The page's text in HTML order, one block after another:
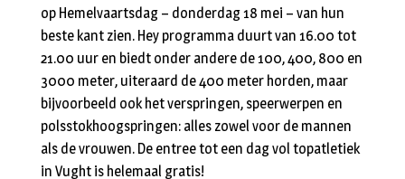
op Hemelvaartsdag – donderdag 18 mei – van hun
beste kant zien. Hey programma duurt van 16.00 tot
21.00 uur en biedt onder andere de 100, 400, 800 en
3000 meter, uiteraard de 400 meter horden, maar
bijvoorbeeld ook het verspringen, speerwerpen en
polsstokhoogspringen: alles zowel voor de mannen
als de vrouwen. De entree tot een dag vol topatletiek
in Vught is helemaal gratis!